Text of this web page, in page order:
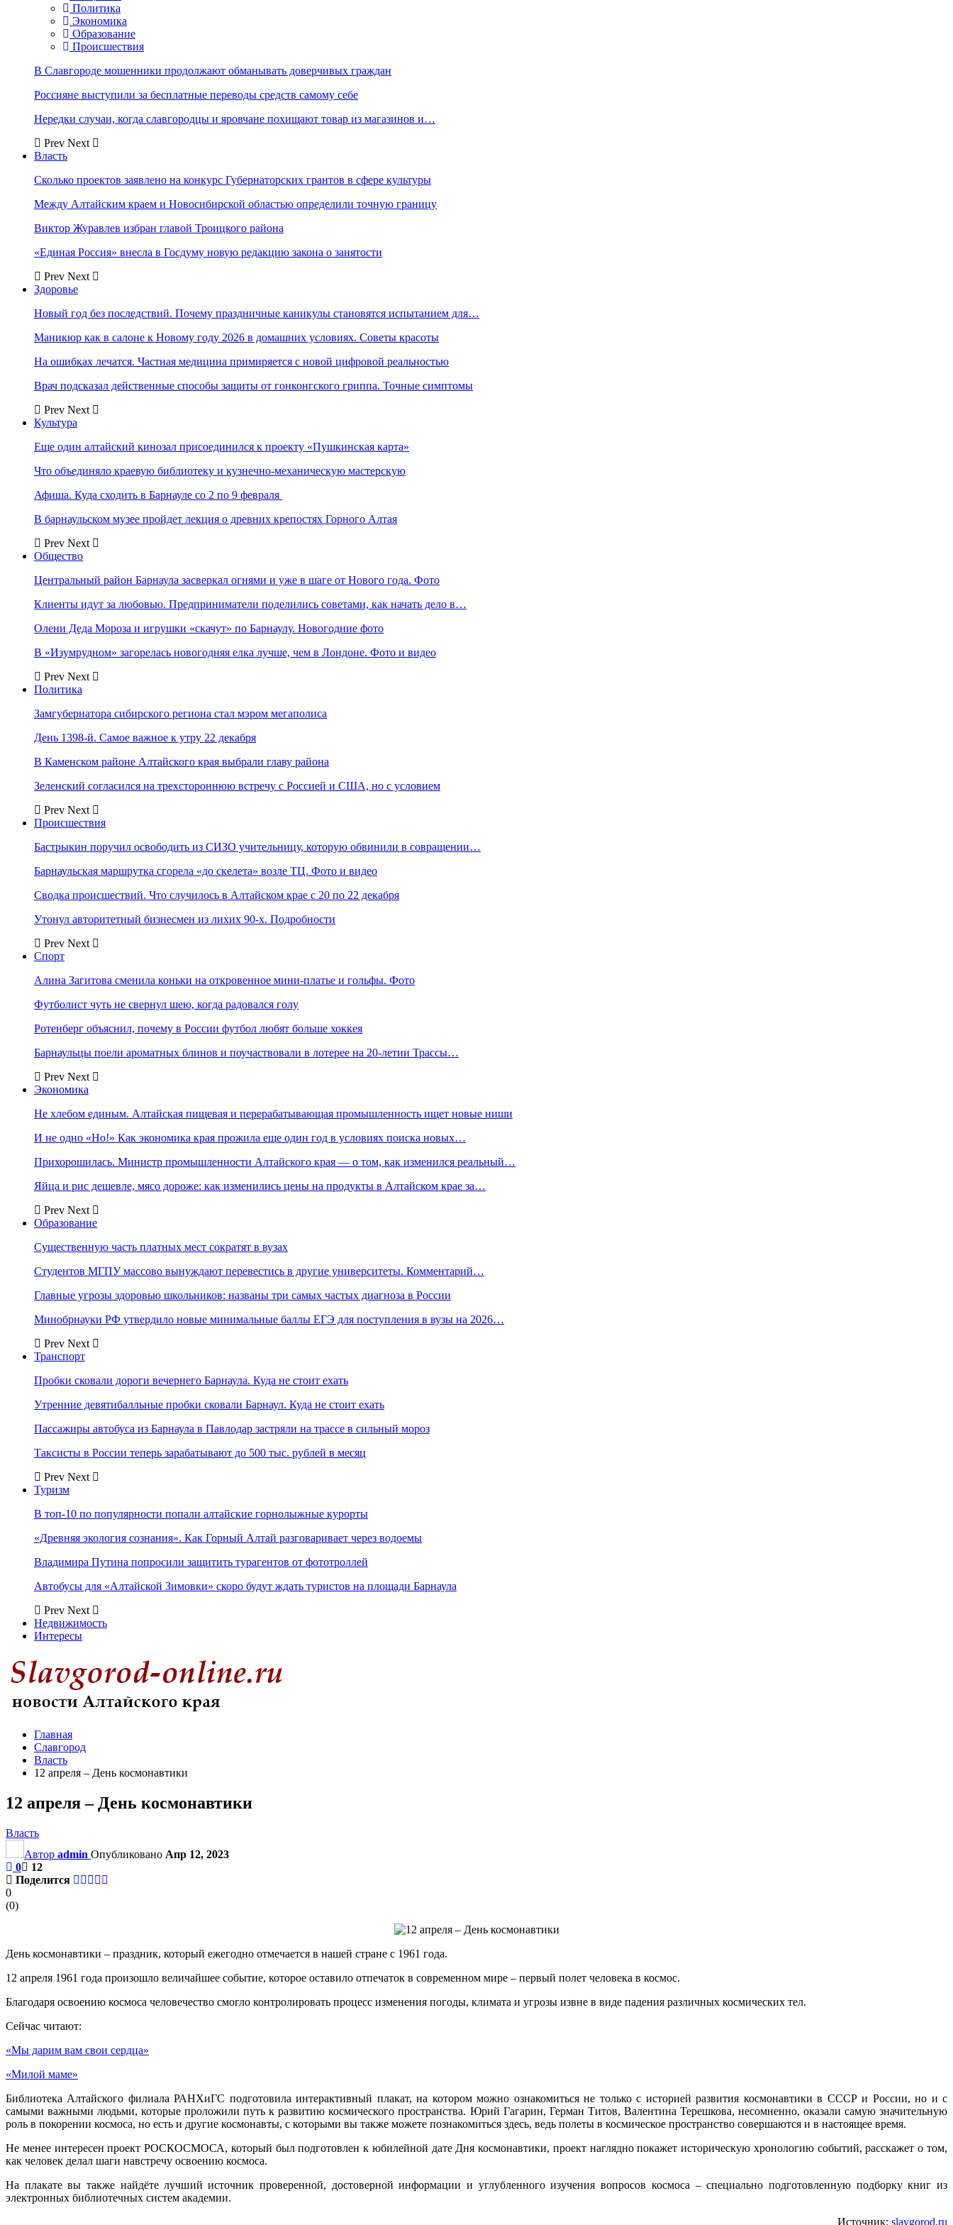
Политика
Экономика
Образование
Происшествия
В Славгороде мошенники продолжают обманывать доверчивых граждан
Россияне выступили за бесплатные переводы средств самому себе
Нередки случаи, когда славгородцы и яровчане похищают товар из магазинов и…
Prev Next
Власть
Сколько проектов заявлено на конкурс Губернаторских грантов в сфере культуры
Между Алтайским краем и Новосибирской областью определили точную границу
Виктор Журавлев избран главой Троицкого района
«Единая Россия» внесла в Госдуму новую редакцию закона о занятости
Prev Next
Здоровье
Новый год без последствий. Почему праздничные каникулы становятся испытанием для…
Маникюр как в салоне к Новому году 2026 в домашних условиях. Советы красоты
На ошибках лечатся. Частная медицина примиряется с новой цифровой реальностью
Врач подсказал действенные способы защиты от гонконгского гриппа. Точные симптомы
Prev Next
Культура
Еще один алтайский кинозал присоединился к проекту «Пушкинская карта»
Что объединяло краевую библиотеку и кузнечно-механическую мастерскую
Афиша. Куда сходить в Барнауле со 2 по 9 февраля
В барнаульском музее пройдет лекция о древних крепостях Горного Алтая
Prev Next
Общество
Центральный район Барнаула засверкал огнями и уже в шаге от Нового года. Фото
Клиенты идут за любовью. Предприниматели поделились советами, как начать дело в…
Олени Деда Мороза и игрушки «скачут» по Барнаулу. Новогодние фото
В «Изумрудном» загорелась новогодняя елка лучше, чем в Лондоне. Фото и видео
Prev Next
Политика
Замгубернатора сибирского региона стал мэром мегаполиса
День 1398-й. Самое важное к утру 22 декабря
В Каменском районе Алтайского края выбрали главу района
Зеленский согласился на трехстороннюю встречу с Россией и США, но с условием
Prev Next
Происшествия
Бастрыкин поручил освободить из СИЗО учительницу, которую обвинили в совращении…
Барнаульская маршрутка сгорела «до скелета» возле ТЦ. Фото и видео
Сводка происшествий. Что случилось в Алтайском крае с 20 по 22 декабря
Утонул авторитетный бизнесмен из лихих 90-х. Подробности
Prev Next
Спорт
Алина Загитова сменила коньки на откровенное мини-платье и гольфы. Фото
Футболист чуть не свернул шею, когда радовался голу
Ротенберг объяснил, почему в России футбол любят больше хоккея
Барнаульцы поели ароматных блинов и поучаствовали в лотерее на 20-летии Трассы…
Prev Next
Экономика
Не хлебом единым. Алтайская пищевая и перерабатывающая промышленность ищет новые ниши
И не одно «Но!» Как экономика края прожила еще один год в условиях поиска новых…
Прихорошилась. Министр промышленности Алтайского края — о том, как изменился реальный…
Яйца и рис дешевле, мясо дороже: как изменились цены на продукты в Алтайском крае за…
Prev Next
Образование
Существенную часть платных мест сократят в вузах
Студентов МГПУ массово вынуждают перевестись в другие университеты. Комментарий…
Главные угрозы здоровью школьников: названы три самых частых диагноза в России
Минобрнауки РФ утвердило новые минимальные баллы ЕГЭ для поступления в вузы на 2026…
Prev Next
Транспорт
Пробки сковали дороги вечернего Барнаула. Куда не стоит ехать
Утренние девятибалльные пробки сковали Барнаул. Куда не стоит ехать
Пассажиры автобуса из Барнаула в Павлодар застряли на трассе в сильный мороз
Таксисты в России теперь зарабатывают до 500 тыс. рублей в месяц
Prev Next
Туризм
В топ-10 по популярности попали алтайские горнолыжные курорты
«Древняя экология сознания». Как Горный Алтай разговаривает через водоемы
Владимира Путина попросили защитить турагентов от фототроллей
Автобусы для «Алтайской Зимовки» скоро будут ждать туристов на площади Барнаула
Prev Next
Недвижимость
Интересы
Главная
Славгород
Власть
12 апреля – День космонавтики
12 апреля – День космонавтики
Власть
Автор admin Опубликовано Апр 12, 2023
0
12
Поделится
0
(0)
День космонавтики – праздник, который ежегодно отмечается в нашей стране с 1961 года.
12 апреля 1961 года произошло величайшее событие, которое оставило отпечаток в современном мире – первый полет человека в космос.
Благодаря освоению космоса человечество смогло контролировать процесс изменения погоды, климата и угрозы извне в виде падения различных космических тел.
Сейчас читают:
«Мы дарим вам свои сердца»
«Милой маме»
Библиотека Алтайского филиала РАНХиГС подготовила интерактивный плакат, на котором можно ознакомиться не только с историей развития космонавтики в СССР и России, но и с
самыми важными людьми, которые проложили путь к развитию космического пространства. Юрий Гагарин, Герман Титов, Валентина Терешкова, несомненно, оказали самую значительную
роль в покорении космоса, но есть и другие космонавты, с которыми вы также можете познакомиться здесь, ведь полеты в космическое пространство совершаются и в настоящее время.
Не менее интересен проект РОСКОСМОСА, который был подготовлен к юбилейной дате Дня космонавтики, проект наглядно покажет историческую хронологию событий, расскажет о том,
как человек делал шаги навстречу освоению космоса.
На плакате вы также найдёте лучший источник проверенной, достоверной информации и углубленного изучения вопросов космоса – специально подготовленную подборку книг из
электронных библиотечных систем академии.
Источник: slavgorod.ru